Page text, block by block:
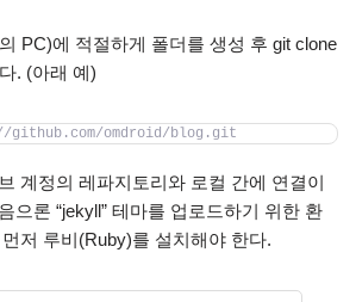
PC)에 적절하게 폴더를 생성 후 git clone
. (아래 예)
github.com/omdroid/blog.git
계정의 레파지토리와 로컬 간에 연결이
으론 “jekyll” 테마를 업로드하기 위한 환
저 루비(Ruby)를 설치해야 한다.